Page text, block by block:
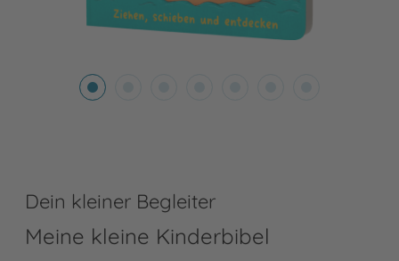
Dein kleiner Begleiter
Meine kleine Kinderbibel